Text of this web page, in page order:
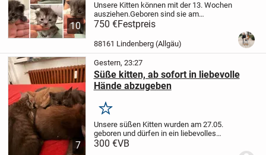
10
Unsere Kitten können mit der 13. Wochen
ausziehen.Geboren sind sie am
13.07.2026, also ab ca. 05.10.2026
unsere Kitten mit viel Liebe und Fürsorge
großziehen, ist es uns auch wichtig,
750 €Festpreis
88161 Lindenberg (Allgäu)
7
Gestern, 23:27
Süße kitten, ab sofort in liebevolle
Hände abzugeben
Merken
Unsere süßen Kitten wurden am 27.05.
geboren und dürfen in ein liebevolles
neues Zuhause umziehen. Es sind
300 €VB